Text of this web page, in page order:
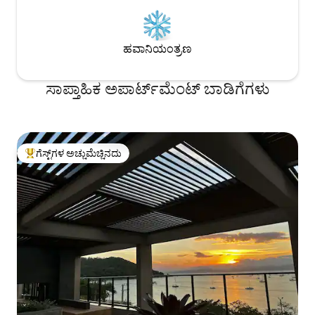
ಹವಾನಿಯಂತ್ರಣ
ಸಾಪ್ತಾಹಿಕ ಅಪಾರ್ಟ್‌ಮೆಂಟ್ ಬಾಡಿಗೆಗಳು
ಗೆಸ್ಟ್‌ಗಳಿಗೆ ಅತಿ ಹೆಚ್ಚು ಅಚ್ಚುಮೆಚ್ಚಿನದು
ಗೆಸ್ಟ್‌ಗಳ ಅಚ್ಚುಮೆಚ್ಚಿನದು